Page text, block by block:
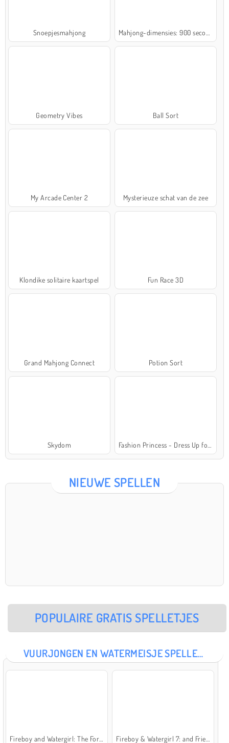
Snoepjesmahjong
Geometry Vibes Ball Sort
My Arcade Center 2 Mysterieuze schat van de zee
Klondike solitaire kaartspel Fun Race 3D
Grand Mahjong Connect Potion Sort
Skydom
NIEUWE SPELLEN
POPULAIRE GRATIS SPELLETJES
VUURJONGEN EN WATERMEISJE SPELLETJES